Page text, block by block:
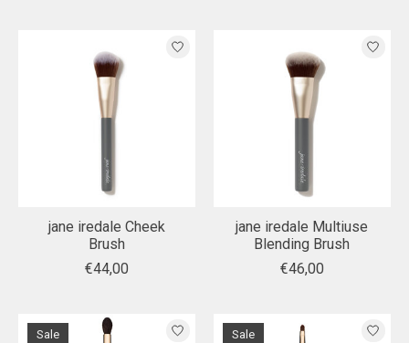
jane iredale Cheek
Brush
€44,00
jane iredale Multiuse
Blending Brush
€46,00
Sale Sale